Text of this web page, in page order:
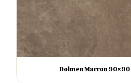
Dolmen Marron 90×90